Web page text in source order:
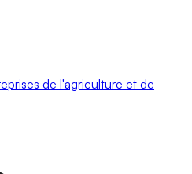
de l'agriculture et de